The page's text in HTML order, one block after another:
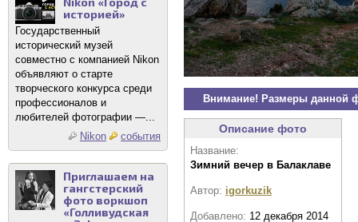
историей»
Государственный
исторический музей
совместно с компанией Nikon
объявляют о старте
творческого конкурса среди
профессионалов и
любителей фотографии —...
Nikon
события
Приглашаем на
гангстерский
фото воркшоп
«Голливудская
Внимание! Размеры данной
Описание фото
Название:
Зимний вечер в Балаклаве
Автор: igorkuzik
Добавлено: 12 декабря 2014